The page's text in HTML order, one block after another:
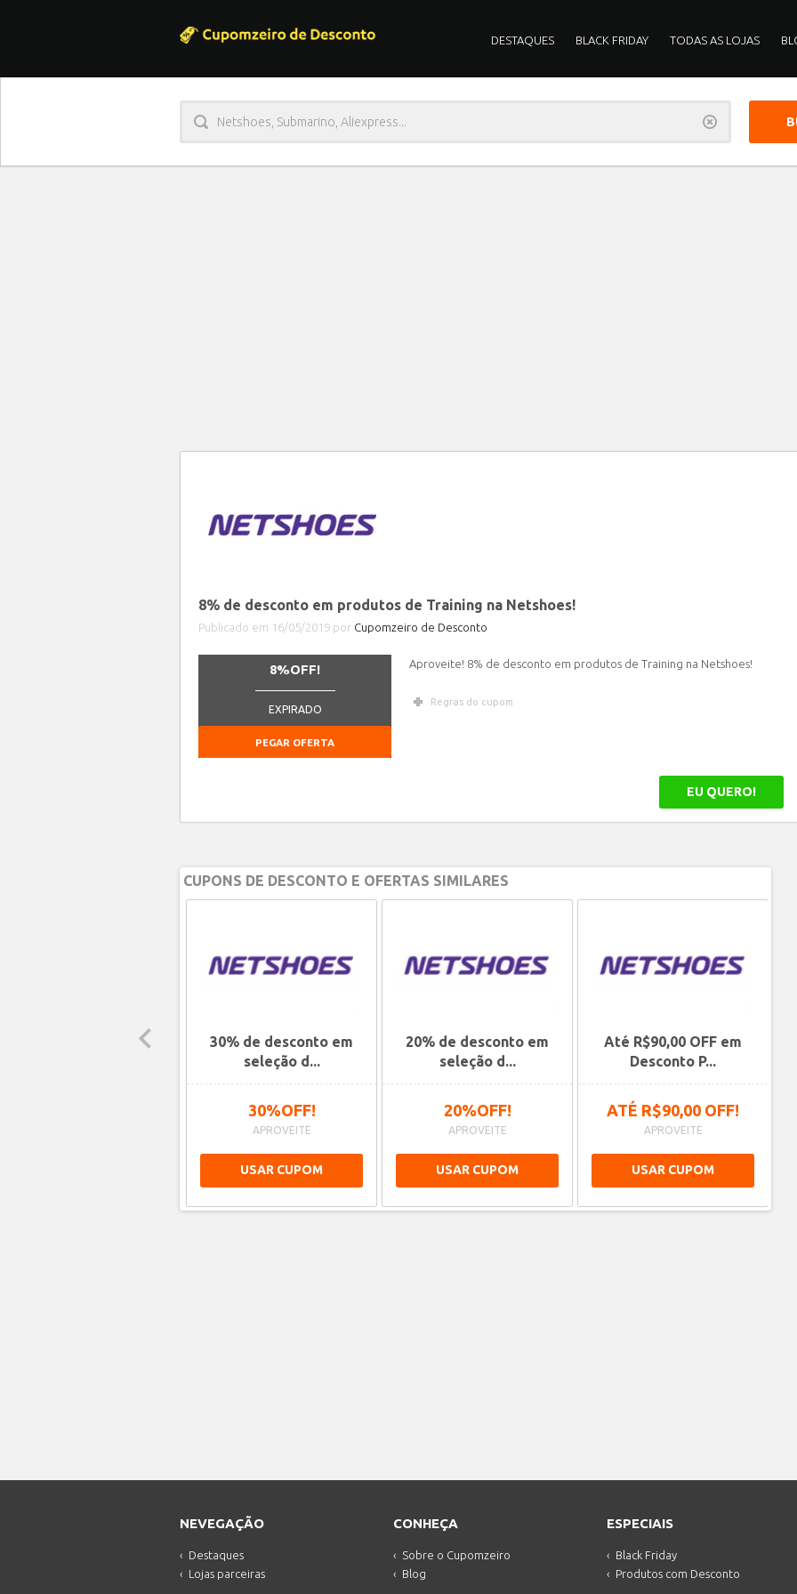
DESTAQUES BLACK FRIDAY TODAS AS LOJAS
Limpar
8% de desconto em produtos de Training na Netshoes!
Publicado em 16/05/2019 por Cupomzeiro de Desconto
8%OFF!
EXPIRADO
PEGAR OFERTA
Aproveite! 8% de desconto em produtos de Training na Netshoes!
Regras do cupom
EU QUERO!
CUPONS DE DESCONTO E OFERTAS SIMILARES
5% a 20%OFF em
30% de desconto em
seleção d...
30%OFF!
APROVEITE
USAR CUPOM
20% de desconto em
seleção d...
20%OFF!
APROVEITE
USAR CUPOM
Até R$90,00 OFF em
Desconto P...
ATÉ R$90,00 OFF!
APROVEITE
USAR CUPOM
NEVEGAÇÃO
Destaques
Lojas parceiras
CONHEÇA
Sobre o Cupomzeiro
Blog
ESPECIAIS
Black Friday
Produtos com Desconto